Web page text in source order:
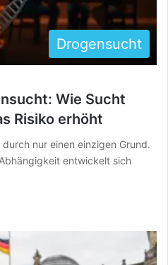
Drogensucht
Wie Sucht
Risiko erhöht
nur einen einzigen Grund.
entwickelt sich